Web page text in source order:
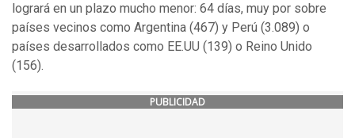
logrará en un plazo mucho menor: 64 días, muy por sobre
países vecinos como Argentina (467) y Perú (3.089) o
países desarrollados como EE.UU (139) o Reino Unido
(156).
PUBLICIDAD